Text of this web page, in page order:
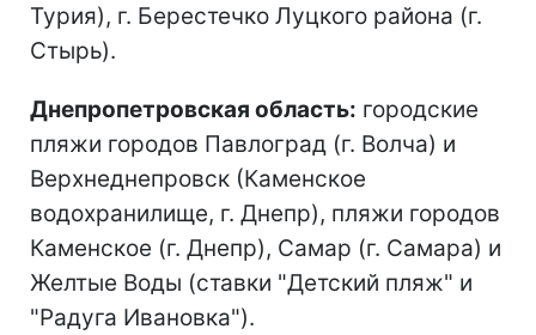
Турия), г. Берестечко Луцкого района (г.
Стырь).
Днепропетровская область: городские
пляжи городов Павлоград (г. Волча) и
Верхнеднепровск (Каменское
водохранилище, г. Днепр), пляжи городов
Каменское (г. Днепр), Самар (г. Самара) и
Желтые Воды (ставки "Детский пляж" и
"Радуга Ивановка").